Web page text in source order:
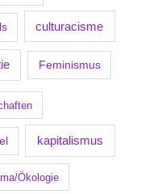
culturacisme
Feminismus
kapitalismus
Ökologie